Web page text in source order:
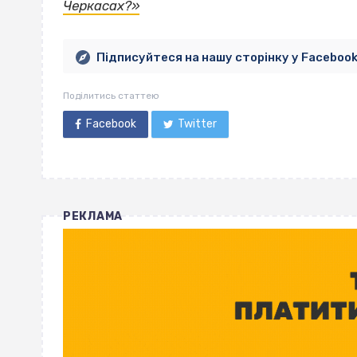
Черкасах?»
Підписуйтеся на нашу сторінку у Facebook
Поділитись статтею
Facebook Twitter
РЕКЛАМА